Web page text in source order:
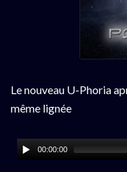
Le nouveau U-Phoria
même lignée
00:00:00